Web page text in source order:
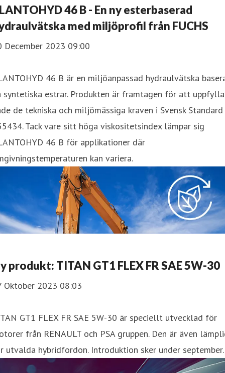
46 B - En ny esterbaserad
med miljöprofil från FUCHS
December 2023 09:00
46 B är en miljöanpassad hydraulvätska
syntetiska estrar. Produkten är framtagen för att uppfylla
de tekniska och miljömässiga kraven i Svensk Standard
Tack vare sitt höga viskositetsindex lämpar sig
46 B för applikationer där
kan variera.
produkt: TITAN GT1 FLEX FR SAE 5W-30
Oktober 2023 08:03
GT1 FLEX FR SAE 5W-30 är speciellt utvecklad för
från RENAULT och PSA gruppen. Den är även
utvalda hybridfordon. Introduktion sker under september.